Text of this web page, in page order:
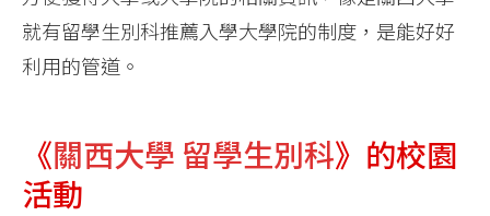
就有留學生別科推薦入學大學院的制度，是能好好
利用的管道。
《關西大學 留學生別科》的校園
活動